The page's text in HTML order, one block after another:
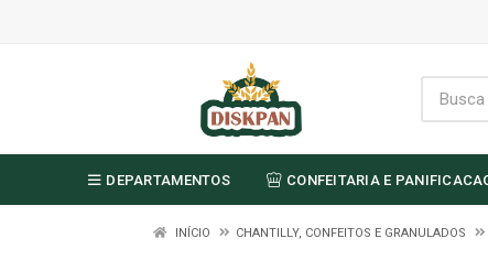
DEPARTAMENTOS CONFEITARIA E
INÍCIO CHANTILLY, CONFEITOS E GRANULADOS